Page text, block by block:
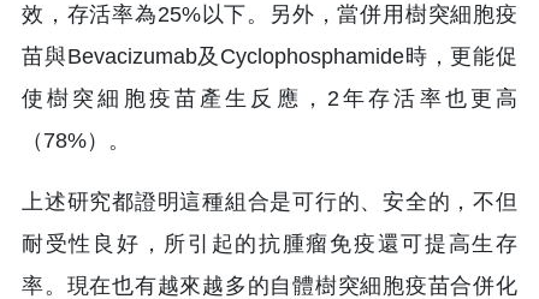
效，存活率為25%以下。另外，當併用樹突細胞疫
苗與Bevacizumab及Cyclophosphamide時，更能促
使樹突細胞疫苗產生反應，2年存活率也更高
（78%）。
上述研究都證明這種組合是可行的、安全的，不但
耐受性良好，所引起的抗腫瘤免疫還可提高生存
率。現在也有越來越多的自體樹突細胞疫苗合併化